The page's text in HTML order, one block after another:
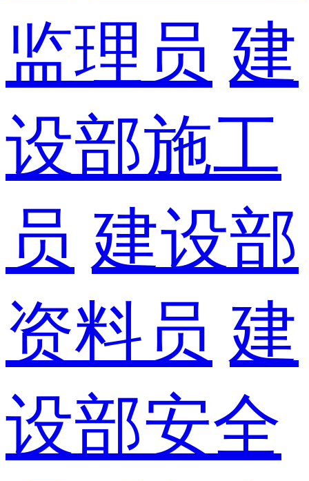
监理员 建
设部施工
员 建设部
资料员 建
设部安全